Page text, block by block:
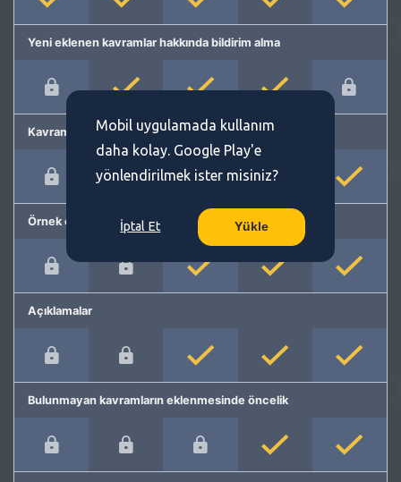
Yeni eklenen kavramlar hakkında bildirim alma
Kavram önerme
Örnek cümleler
Açıklamalar
Bulunmayan kavramların eklenmesinde öncelik
Mobil uygulamada kullanım
daha kolay. Google Play'e
yönlendirilmek ister misiniz?
İptal Et Yükle